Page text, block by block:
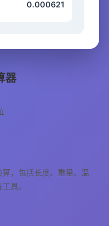
0.000621
器
，包括长度、重量、温
具。